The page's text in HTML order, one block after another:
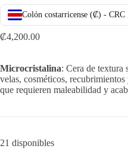
Colón costarricense (₡) - CRC
₡4,200.00
Microcristalina: Cera de textura
velas, cosméticos,
que requieren maleabilidad y
21 disponibles